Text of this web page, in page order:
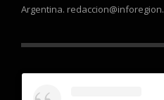
Argentina.